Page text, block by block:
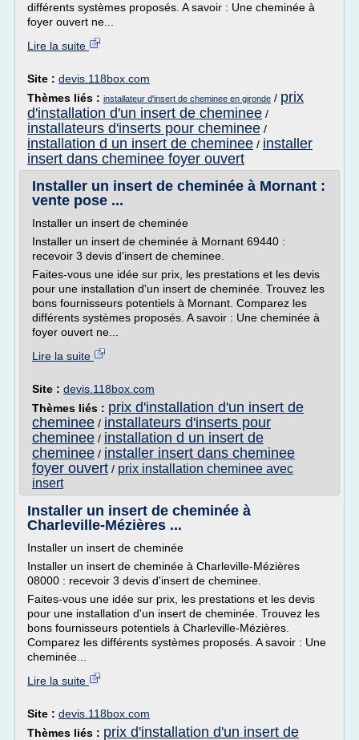
différents systèmes proposés. A savoir : Une cheminée à
foyer ouvert ne...
Lire la suite
Site : devis.118box.com
Thèmes liés : installateur d'insert de cheminee en gironde / prix
d'installation d'un insert de cheminee /
installateurs d'inserts pour cheminee /
installation d un insert de cheminee / installer
insert dans cheminee foyer ouvert
Installer un insert de cheminée à Mornant :
vente pose ...
Installer un insert de cheminée
Installer un insert de cheminée à Mornant 69440 :
recevoir 3 devis d'insert de cheminee.
Faites-vous une idée sur prix, les prestations et les devis
pour une installation d'un insert de cheminée. Trouvez les
bons fournisseurs potentiels à Mornant. Comparez les
différents systèmes proposés. A savoir : Une cheminée à
foyer ouvert ne...
Lire la suite
Site : devis.118box.com
Thèmes liés : prix d'installation d'un insert de
cheminee / installateurs d'inserts pour
cheminee / installation d un insert de
cheminee / installer insert dans cheminee
foyer ouvert / prix installation cheminee avec
insert
Installer un insert de cheminée à
Charleville-Mézières ...
Installer un insert de cheminée
Installer un insert de cheminée à Charleville-Mézières
08000 : recevoir 3 devis d'insert de cheminee.
Faites-vous une idée sur prix, les prestations et les devis
pour une installation d'un insert de cheminée. Trouvez les
bons fournisseurs potentiels à Charleville-Mézières.
Comparez les différents systèmes proposés. A savoir : Une
cheminée...
Lire la suite
Site : devis.118box.com
Thèmes liés : prix d'installation d'un insert de